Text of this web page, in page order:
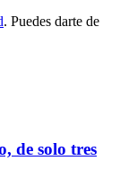
. Puedes darte de
de solo tres